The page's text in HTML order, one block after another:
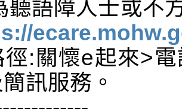
聽語障人士或不
徑:關懷e起來>
訊服務。